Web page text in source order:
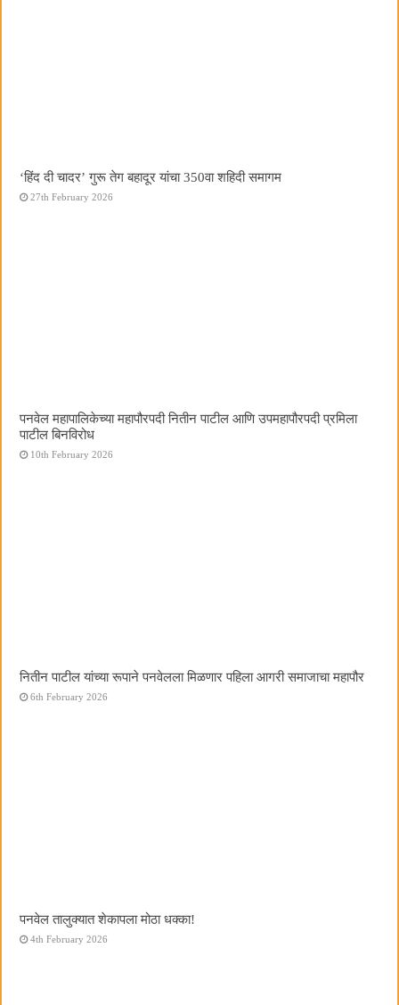
‘हिंद दी चादर’ गुरू तेग बहादूर यांचा 350वा शहिदी समागम
27th February 2026
पनवेल महापालिकेच्या महापौरपदी नितीन पाटील आणि उपमहापौरपदी प्रमिला
पाटील बिनविरोध
10th February 2026
नितीन पाटील यांच्या रूपाने पनवेलला मिळणार पहिला आगरी समाजाचा महापौर
6th February 2026
पनवेल तालुक्यात शेकापला मोठा धक्का!
4th February 2026